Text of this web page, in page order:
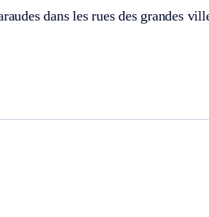
dans les rues des grandes